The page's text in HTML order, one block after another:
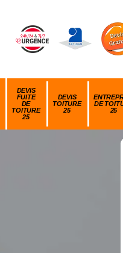
DEVIS
FUITE
DE
TOITURE
25
DEVIS
TOITURE
25
DE
25